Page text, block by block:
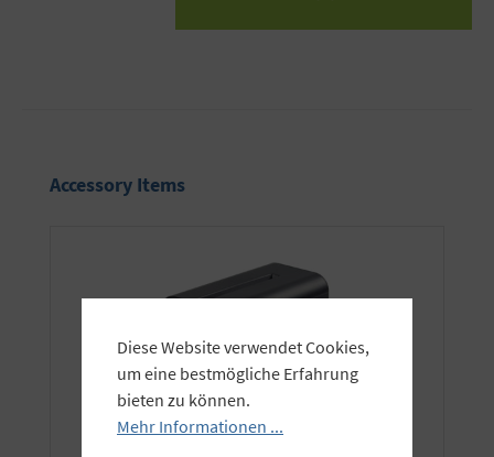
Produktgalerie überspringen
Accessory Items
Diese Website verwendet Cookies,
um eine bestmögliche Erfahrung
bieten zu können.
Mehr Informationen ...